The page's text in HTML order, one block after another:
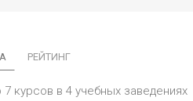
РЕЙТИНГ
7 курсов в 4 учебных заведениях